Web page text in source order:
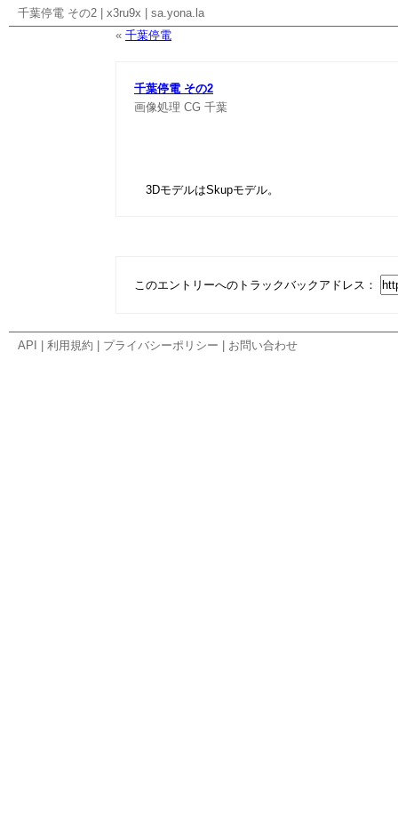
千葉停電 その2 x3ru9x
sa.yona.la
« 千葉停電
千葉停電 その2
画像処理 CG 千葉
3DモデルはSkupモデル。
このエントリーへのトラックバックアドレス：
API 利用規約 プライバシーポリシー お問い合わせ